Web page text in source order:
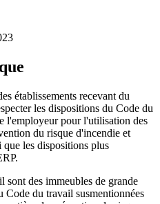
établissements recevant du
les dispositions du Code du
l'employeur pour l'utilisation des
du risque d'incendie et
les dispositions plus
sont des immeubles de grande
du travail susmentionnées